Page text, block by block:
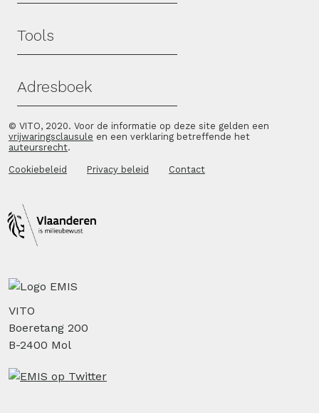
Tools
Adresboek
© VITO, 2020. Voor de informatie op deze site gelden een
vrijwaringsclausule en een verklaring betreffende het
auteursrecht.
Cookiebeleid Privacy beleid Contact
VITO
Boeretang 200
B-2400 Mol